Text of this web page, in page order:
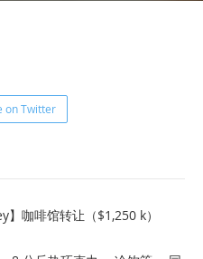
on Twitter
咖啡馆转让（$1,250 k）